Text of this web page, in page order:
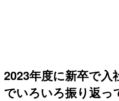
2023年度に新卒で
でいろいろ振り返っ